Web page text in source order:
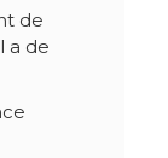
de
a de